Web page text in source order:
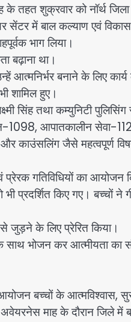
तहत शुक्रवार को नॉर्थ जिला
सेंटर में बाल कल्याण एवं विकास
भाग लिया।
बढ़ाना था।
आत्मनिर्भर बनाने के लिए
शामिल हुए।
सिंह तथा कम्युनिटी
1098, आपातकालीन सेवा-
काउंसलिंग जैसे महत्वपूर्ण
प्रेरक गतिविधियों का आयोजन
प्रदर्शित किए गए। बच्चों ने
जुड़ने के लिए प्रेरित किया।
के साथ भोजन कर आत्मीयता का
बच्चों के आत्मविश्वास,
माह के दौरान जिले में